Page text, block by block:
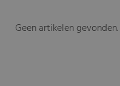
Geen artikelen gevonden.